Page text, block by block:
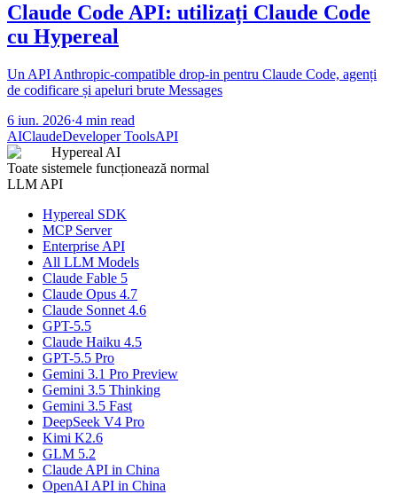
Claude Code API: utilizați Claude Code
cu Hypereal
Un API Anthropic-compatible drop-in pentru Claude Code, agenți
de codificare și apeluri brute Messages
6 iun. 2026·4 min read
AIClaudeDeveloper ToolsAPI
Hypereal AI
Toate sistemele funcționează normal
LLM API
Hypereal SDK
MCP Server
Enterprise API
All LLM Models
Claude Fable 5
Claude Opus 4.7
Claude Sonnet 4.6
GPT-5.5
Claude Haiku 4.5
GPT-5.5 Pro
Gemini 3.1 Pro Preview
Gemini 3.5 Thinking
Gemini 3.5 Fast
DeepSeek V4 Pro
Kimi K2.6
GLM 5.2
Claude API in China
OpenAI API in China